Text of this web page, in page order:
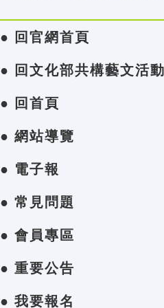
● 回官網首頁
● 回文化部共構藝文活
● 回首頁
● 網站導覽
● 電子報
● 常見問題
● 會員專區
● 重要公告
● 我要報名